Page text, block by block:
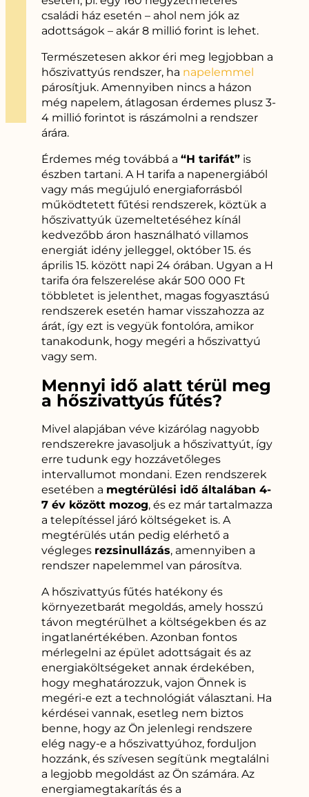
családi ház esetén – ahol nem jók az
adottságok – akár 8 millió forint is lehet.
Természetesen akkor éri meg legjobban a
hőszivattyús rendszer, ha napelemmel
párosítjuk. Amennyiben nincs a házon
még napelem, átlagosan érdemes plusz 3-
4 millió forintot is rászámolni a rendszer
árára.
Érdemes még továbbá a“H tarifát” is
észben tartani. A H tarifa a napenergiából
vagy más megújuló energiaforrásból
működtetett fűtési rendszerek, köztük a
hőszivattyúk üzemeltetéséhez kínál
kedvezőbb áron használható villamos
energiát idény jelleggel, október 15. és
április 15. között napi 24 órában. Ugyan a H
tarifa óra felszerelése akár 500 000 Ft
többletet is jelenthet, magas fogyasztású
rendszerek esetén hamar visszahozza az
árát, így ezt is vegyük fontolóra, amikor
tanakodunk, hogy megéri a hőszivattyú
vagy sem.
Mennyi idő alatt térül meg
a hőszivattyús fűtés?
Mivel alapjában véve kizárólag nagyobb
rendszerekre javasoljuk a hőszivattyút, így
erre tudunk egy hozzávetőleges
intervallumot mondani. Ezen rendszerek
esetében a megtérülési idő általában 4-
7 év között mozog, és ez már tartalmazza
a telepítéssel járó költségeket is. A
megtérülés után pedig elérhető a
végleges rezsinullázás, amennyiben a
rendszer napelemmel van párosítva.
A hőszivattyús fűtés hatékony és
környezetbarát megoldás, amely hosszú
távon megtérülhet a költségekben és az
ingatlanértékében. Azonban fontos
mérlegelni az épület adottságait és az
energiaköltségeket annak érdekében,
hogy meghatározzuk, vajon Önnek is
megéri-e ezt a technológiát választani. Ha
kérdései vannak, esetleg nem biztos
benne, hogy az Ön jelenlegi rendszere
elég nagy-e a hőszivattyúhoz, forduljon
hozzánk, és szívesen segítünk megtalálni
a legjobb megoldást az Ön számára. Az
energiamegtakarítás és a